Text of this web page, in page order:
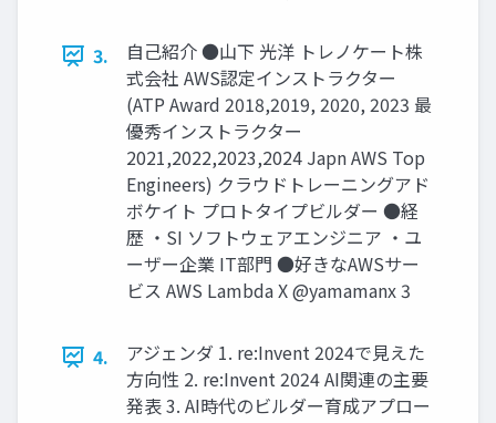
3.
自己紹介 ●山下 光洋 トレノケート株
式会社 AWS認定インストラクター
(ATP Award 2018,2019, 2020, 2023 最
優秀インストラクター
2021,2022,2023,2024 Japn AWS Top
Engineers) クラウドトレーニングアド
ボケイト プロトタイプビルダー ●経
歴 ・SI ソフトウェアエンジニア ・ユ
ーザー企業 IT部門 ●好きなAWSサー
ビス AWS Lambda X @yamamanx 3
4.
アジェンダ 1. re:Invent 2024で見えた
方向性 2. re:Invent 2024 AI関連の主要
発表 3. AI時代のビルダー育成アプロー